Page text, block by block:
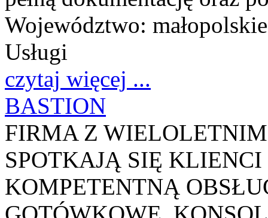
Województwo: małopolskie
Usługi
czytaj więcej ...
BASTION
FIRMA Z
SPOTKAJĄ SIĘ
KOMPETENTNĄ